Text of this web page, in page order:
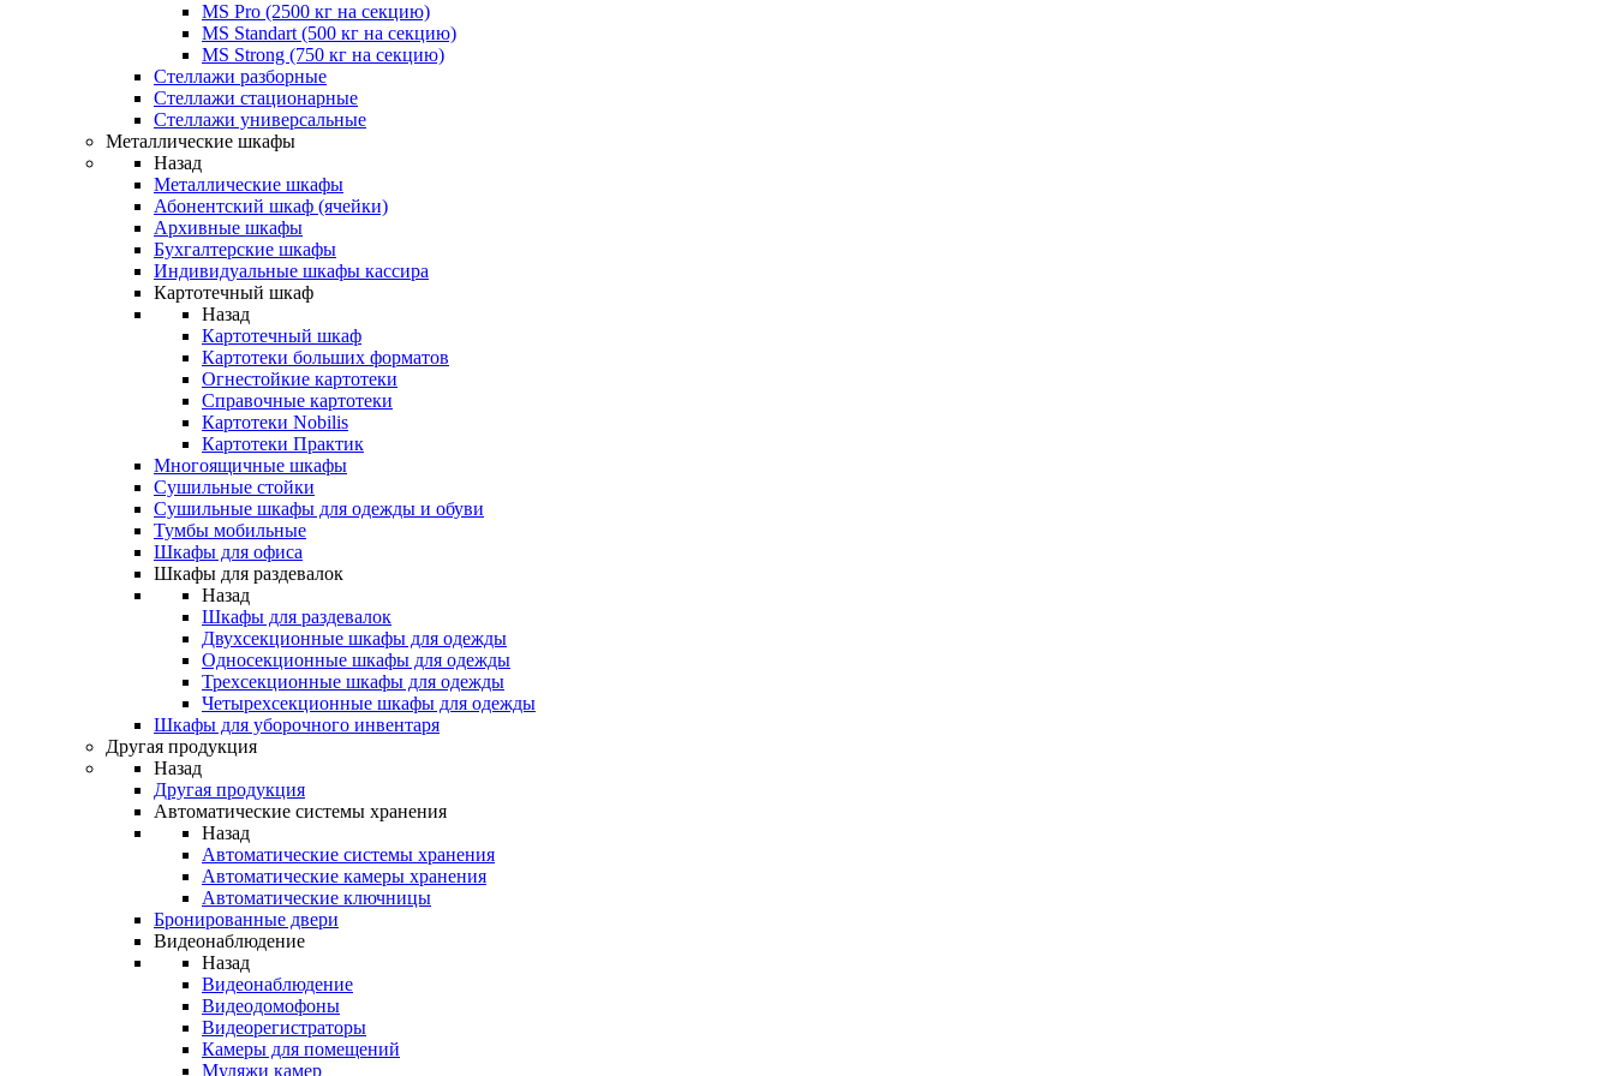
MS Pro (2500 кг на секцию)
MS Standart (500 кг на секцию)
MS Strong (750 кг на секцию)
Стеллажи разборные
Стеллажи стационарные
Стеллажи универсальные
Металлические шкафы
Назад
Металлические шкафы
Абонентский шкаф (ячейки)
Архивные шкафы
Бухгалтерские шкафы
Индивидуальные шкафы кассира
Картотечный шкаф
Назад
Картотечный шкаф
Картотеки больших форматов
Огнестойкие картотеки
Справочные картотеки
Картотеки Nobilis
Картотеки Практик
Многоящичные шкафы
Сушильные стойки
Сушильные шкафы для одежды и обуви
Тумбы мобильные
Шкафы для офиса
Шкафы для раздевалок
Назад
Шкафы для раздевалок
Двухсекционные шкафы для одежды
Односекционные шкафы для одежды
Трехсекционные шкафы для одежды
Четырехсекционные шкафы для одежды
Шкафы для уборочного инвентаря
Другая продукция
Назад
Другая продукция
Автоматические системы хранения
Назад
Автоматические системы хранения
Автоматические камеры хранения
Автоматические ключницы
Бронированные двери
Видеонаблюдение
Назад
Видеонаблюдение
Видеодомофоны
Видеорегистраторы
Камеры для помещений
Муляжи камер